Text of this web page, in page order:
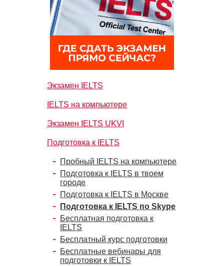
Экзамен IELTS
IELTS на компьютере
Экзамен IELTS UKVI
Подготовка к IELTS
Пробный IELTS на компьютере
Подготовка к IELTS в твоем
городе
Подготовка к IELTS в Москве
Подготовка к IELTS по Skype
Бесплатная подготовка к
IELTS
Бесплатный курс подготовки
Бесплатные вебинары для
подготовки к IELTS